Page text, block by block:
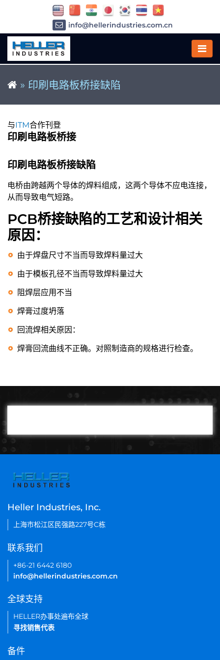
» 印刷电路板桥接缺陷
与ITM合作刊登
印刷电路板桥接
印刷电路板桥接缺陷
电桥由跨越两个导体的焊料组成，这两个导体不应电连接，
从而导致电气短路。
PCB桥接缺陷的工艺和设计相关
原因：
由于焊盘尺寸不当而导致焊料量过大
由于模板孔径不当而导致焊料量过大
阻焊层应用不当
焊膏过度坍落
回流焊相关原因：
焊膏回流曲线不正确。对照制造商的规格进行检查。
info@hellerindustries.com.cn
Heller Industries, Inc.
上海市松江区民强路227号C栋
联系我们
+86-21 6442 6180
info@hellerindustries.com.cn
全球支持
HELLER办事处遍布全球
寻找销售代表
备件